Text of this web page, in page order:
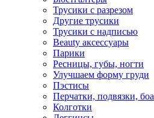
Трусики с разрезом
Другие трусики
Трусики с надписью
Beauty аксессуары
Парики
Ресницы, губы, ногти
Улучшаем форму груди
Пэстисы
Перчатки, подвязки, боа
Колготки